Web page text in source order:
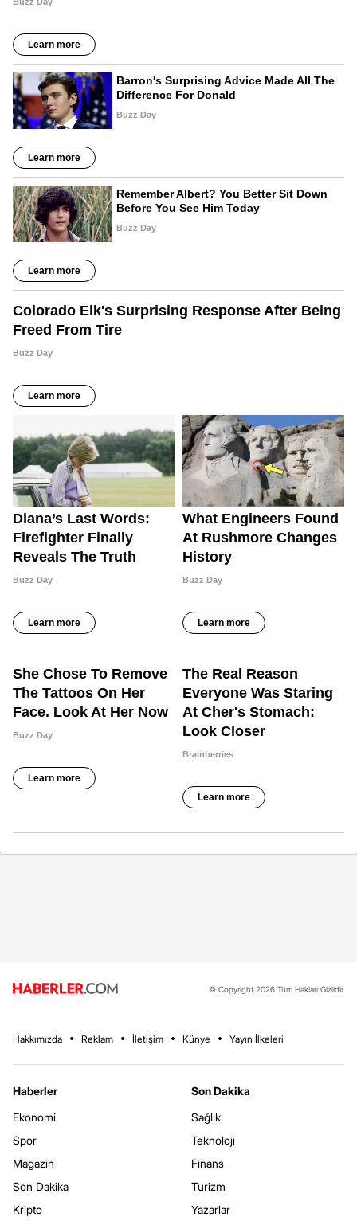
© Copyright 2026 Tüm Hakları Gizlidir.
Hakkımızda Reklam İletişim Künye Yayın İlkeleri
Haberler
Ekonomi
Spor
Magazin
Son Dakika
Kripto
Son Dakika
Sağlık
Teknoloji
Finans
Turizm
Yazarlar